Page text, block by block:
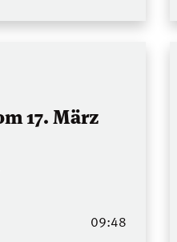
17. März
09:48